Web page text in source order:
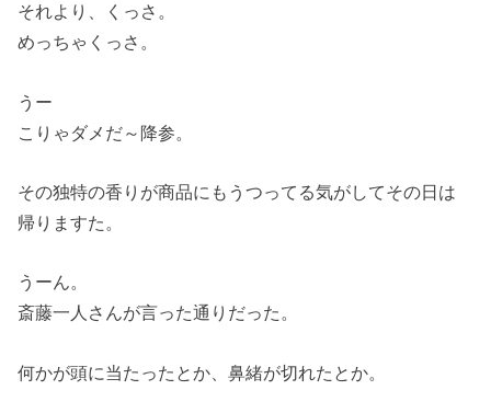
それより、くっさ。
めっちゃくっさ。
うー
こりゃダメだ～降参。
その独特の香りが商品にもうつってる気がしてその日は
帰りますた。
うーん。
斎藤一人さんが言った通りだった。
何かが頭に当たったとか、鼻緒が切れたとか。